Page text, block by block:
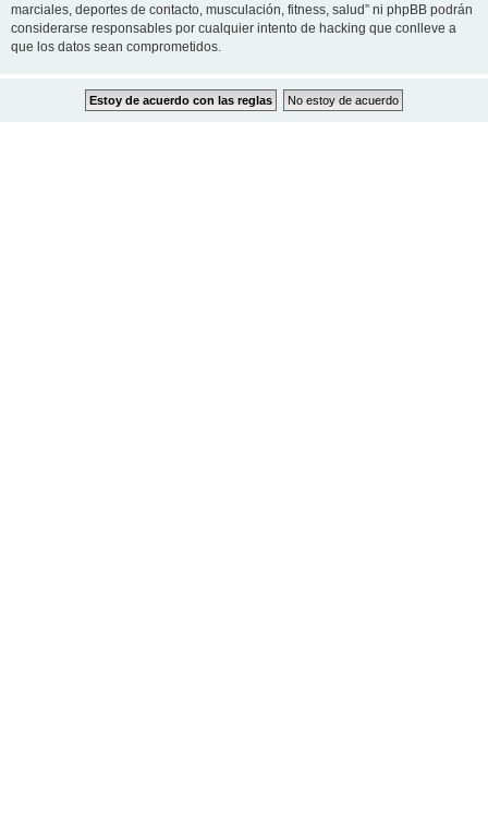
marciales, deportes de contacto, musculación, fitness, salud” ni phpBB podrán
considerarse responsables por cualquier intento de hacking que conlleve a
que los datos sean comprometidos.